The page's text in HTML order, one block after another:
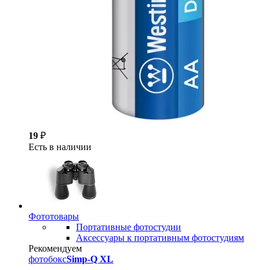
19 ₽
Есть в наличии
Фототовары
Портативные фотостудии
Аксессуары к портативным фотостудиям
Рекомендуем
фотобоксSimp-Q XL